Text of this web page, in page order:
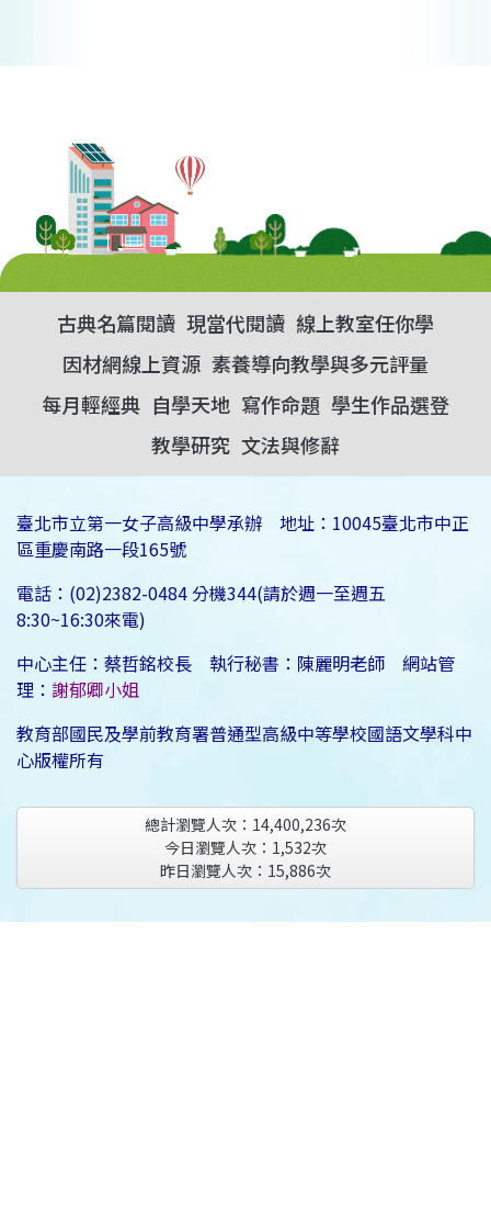
古典名篇閱讀 現當代閱讀 線上教室任你學
因材網線上資源 素養導向教學與多元評量
每月輕經典 自學天地 寫作命題 學生作品選登
教學研究 文法與修辭
臺北市立第一女子高級中學承辦 地址：10045臺北市中正
區重慶南路一段165號
電話：(02)2382-0484 分機344(請於週一至週五
8:30~16:30來電)
中心主任：蔡哲銘校長 執行秘書：陳麗明老師 網站管
理： 謝郁卿小姐
教育部國民及學前教育署普通型高級中等學校國語文學科中
心版權所有
總計瀏覽人次： 14,400,236次
今日瀏覽人次： 1,532次
昨日瀏覽人次： 15,886次